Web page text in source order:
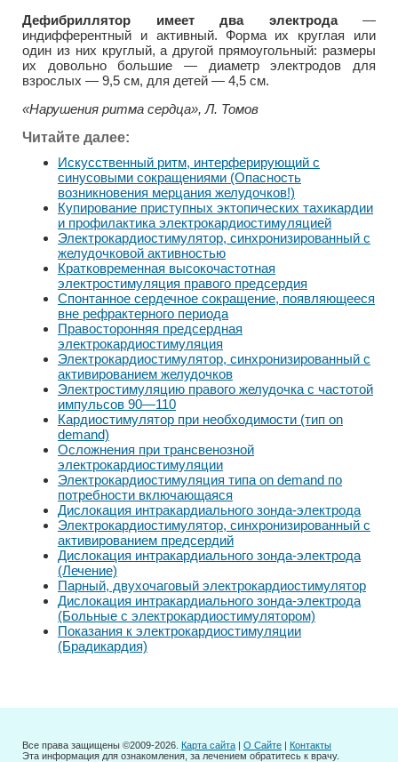
Дефибриллятор имеет два электрода—
индифферентный и активный. Форма их круглая или
один из них круглый, а другой прямоугольный: размеры
их довольно большие — диаметр электродов для
взрослых — 9,5 см, для детей — 4,5 см.
«Нарушения ритма сердца», Л. Томов
Читайте далее:
Искусственный ритм, интерферирующий с
синусовыми сокращениями (Опасность
возникновения мерцания желудочков!)
Купирование приступных эктопических тахикардии
и профилактика электрокардиостимуляцией
Электрокардиостимулятор, синхронизированный с
желудочковой активностью
Кратковременная высокочастотная
электростимуляция правого предсердия
Спонтанное сердечное сокращение, появляющееся
вне рефрактерного периода
Правосторонняя предсердная
электрокардиостимуляция
Электрокардиостимулятор, синхронизированный с
активированием желудочков
Электростимуляцию правого желудочка с частотой
импульсов 90—110
Кардиостимулятор при необходимости (тип on
demand)
Осложнения при трансвенозной
электрокардиостимуляции
Электрокардиостимуляция типа on demand по
потребности включающаяся
Дислокация интракардиального зонда-электрода
Электрокардиостимулятор, синхронизированный с
активированием предсердий
Дислокация интракардиального зонда-электрода
(Лечение)
Парный, двухочаговый электрокардиостимулятор
Дислокация интракардиального зонда-электрода
(Больные с электрокардиостимулятором)
Показания к электрокардиостимуляции
(Брадикардия)
Все права защищены ©2009-2026. Карта сайта | О Сайте | Контакты
Эта информация для ознакомления, за лечением обратитесь к врачу.